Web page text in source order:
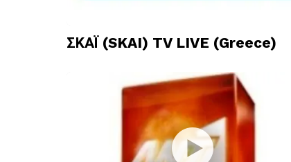
ΣΚΑΪ (SKAI) TV LIVE (Greece)